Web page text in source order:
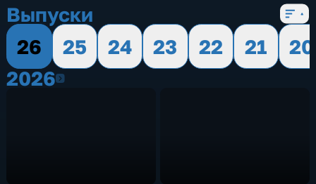
Выпуски
26
25 24 23 22 21
20
20262026